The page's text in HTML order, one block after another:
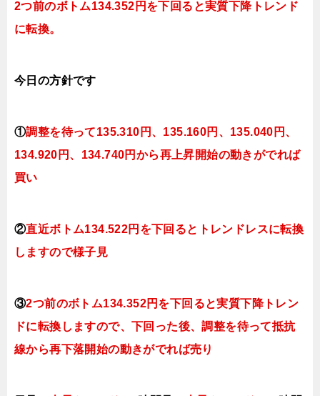
2つ前のボトム134.352円を下回ると実質下降トレンド
に転換。
今日 の方針です
①調整を待って135.310円、135.160円、135.040円、
134.920円、134.740円から再上昇開始の動きがでれば
買い
②直近ボトム134.522円を下回ると トレンドレスに転換
しますので様子見
③2つ前のボトム134.352円を下回ると実質下降トレン
ドに転換 しますので、下回った後、調整を待って抵抗
線から再下落開始の動きがでれば売り